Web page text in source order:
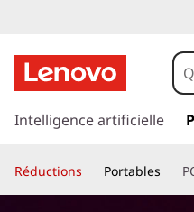
a
e
r
Intelligence artificielle
Réductions Portables